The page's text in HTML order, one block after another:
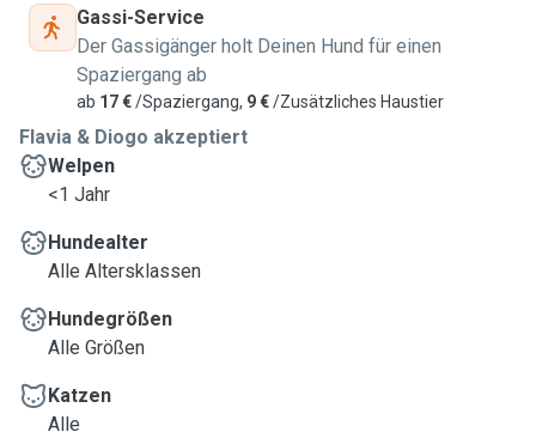
Gassi-Service
Der Gassigänger holt Deinen Hund für einen
Spaziergang ab
ab 17 €/Spaziergang, 9 €/Zusätzliches Haustier
Flavia & Diogo akzeptiert
Welpen
<1 Jahr
Hundealter
Alle Altersklassen
Hundegrößen
Alle Größen
Katzen
Alle